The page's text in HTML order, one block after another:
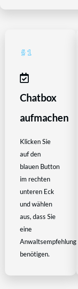
Chatbox
aufmachen
Klicken Sie
auf den
blauen Button
im rechten
unteren Eck
und wählen
aus, dass Sie
eine
Anwaltsempfehlung
benötigen.